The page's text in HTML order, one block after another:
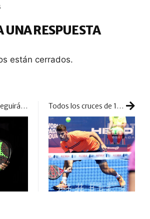
UNA RESPUESTA
están cerrados.
Bea González seguirá creciendo y luchando por títulos junto a StarVie Todos los cruces de 1/8 de final masculinos del Jaén Open